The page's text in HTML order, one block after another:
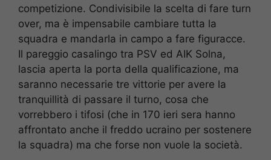
competizione. Condivisibile la scelta di fare turn
over, ma è impensabile cambiare tutta la
squadra e mandarla in campo a fare figuracce.
Il pareggio casalingo tra PSV ed AIK Solna,
lascia aperta la porta della qualificazione, ma
saranno necessarie tre vittorie per avere la
tranquillità di passare il turno, cosa che
vorrebbero i tifosi (che in 170 ieri sera hanno
affrontato anche il freddo ucraino per sostenere
la squadra) ma che forse non vuole la società.